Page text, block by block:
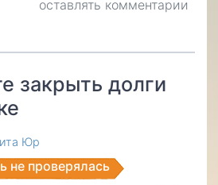
до
оставлять комментарии
закрыть долги
Юр
не проверялась